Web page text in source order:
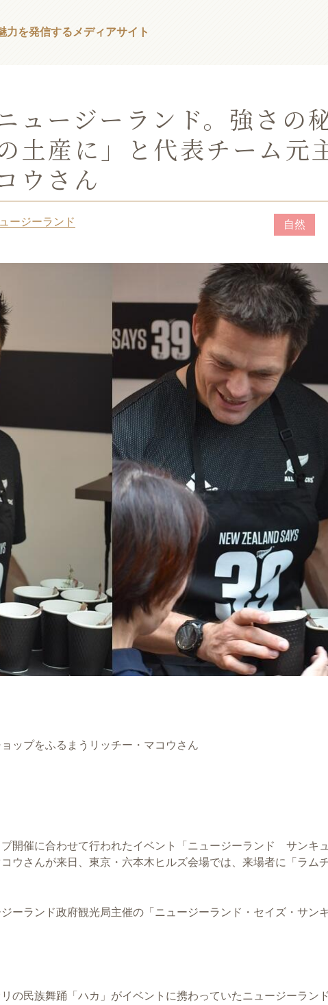
力を発信する メディアサイト
ュージーランド。強さの
土産に」と代表チーム元
ウさん
ージーランド 自然
ップをふるまうリッチー・マコウさん
開催に合わせて行われたイベント「ニュージーランド サンキ
ウさんが来日、東京・六本木ヒルズ会場では、来場者に「ラム
ーランド政府観光局主催の「ニュージーランド・セイズ・サン
の民族舞踊「ハカ」がイベントに携わっていたニュージーラン